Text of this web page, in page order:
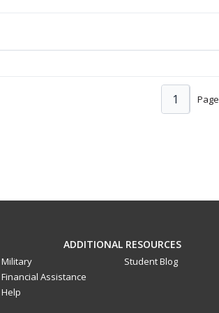
1
ADDITIONAL RESOURCES
Military
Financial Assistance
Help
Student Blog